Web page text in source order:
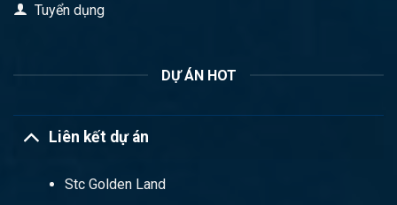
Tuyển dụng
DỰ ÁN HOT
Liên kết dự án
Stc Golden Land